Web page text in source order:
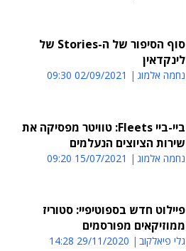
סוף הסיפור של ה-Stories של
לינקדאין
נחמה אלמוג 02/09/2021 09:30
ביי-ביי Fleets: טוויטר מפסיקה את
שירות הציוצים הנעלמים
נחמה אלמוג 15/07/2021 09:20
פיילוט חדש בספוטיפיי: סטוריז
ממוזיקאים מפורסמים
גלי פיאלקוב 29/11/2020 14:28